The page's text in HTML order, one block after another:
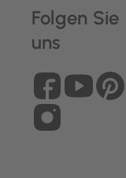
Folgen Sie
uns